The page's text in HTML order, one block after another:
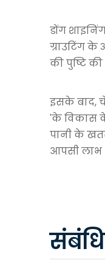
डोंग
ग्राउटिंग के
की पुष्टि
इसके बाद,
'के विकास के
पानी के
आपसी लाभ